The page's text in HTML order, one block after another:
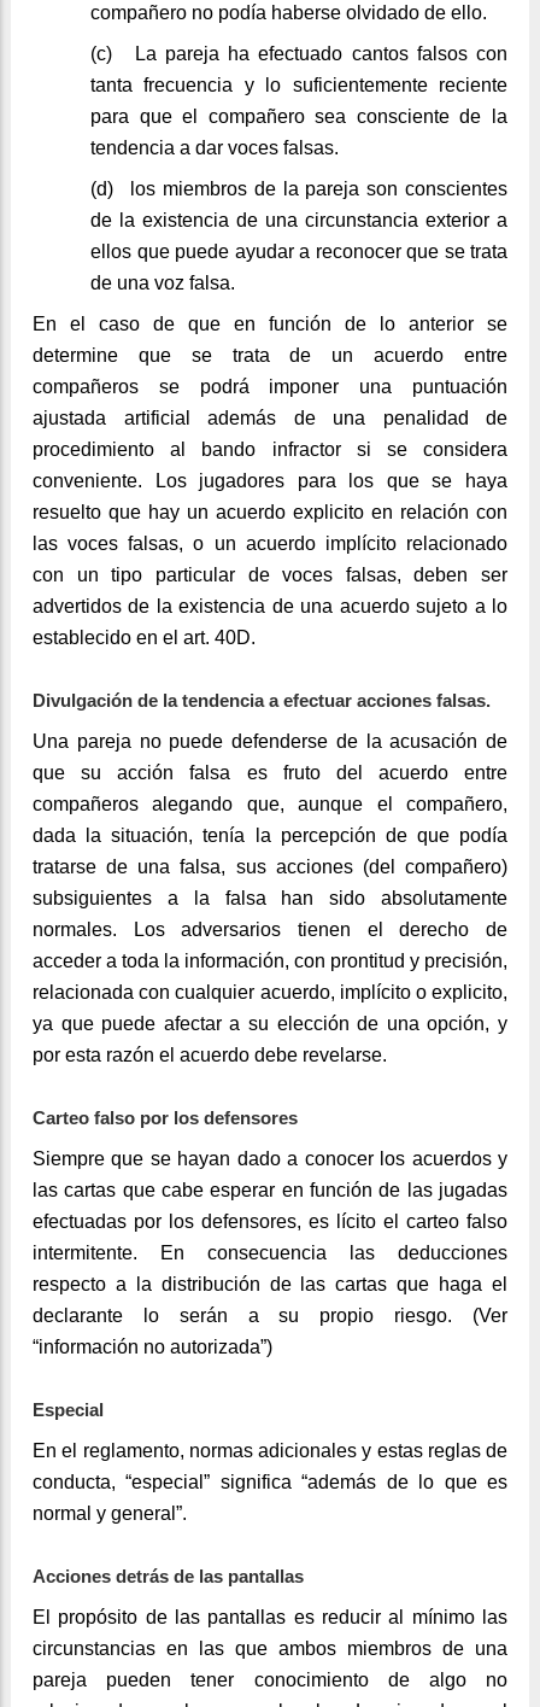
compañero no podía haberse olvidado de ello.
(c)
La pareja ha efectuado cantos falsos con
tanta frecuencia y lo suficientemente reciente
para que el compañero sea consciente de la
tendencia a dar voces falsas.
(d)
los miembros de la pareja son conscientes
de la existencia de una circunstancia exterior a
ellos que puede ayudar a reconocer que se trata
de una voz falsa.
En el caso de que en función de lo anterior se
determine que se trata de un acuerdo entre
compañeros se podrá imponer una puntuación
ajustada artificial además de una penalidad de
procedimiento al bando infractor si se considera
conveniente. Los jugadores para los que se haya
resuelto que hay un acuerdo explicito en relación con
las voces falsas, o un acuerdo implícito relacionado
con un tipo particular de voces falsas, deben ser
advertidos de la existencia de una acuerdo sujeto a lo
establecido en el art. 40D.
Divulgación de la tendencia a efectuar acciones falsas.
Una pareja no puede defenderse de la acusación de
que su acción falsa es fruto del acuerdo entre
compañeros alegando que, aunque el compañero,
dada la situación, tenía la percepción de que podía
tratarse de una falsa, sus acciones (del compañero)
subsiguientes a la falsa han sido absolutamente
normales. Los adversarios tienen el derecho de
acceder a toda la información, con prontitud y precisión,
relacionada con cualquier acuerdo, implícito o explicito,
ya que puede afectar a su elección de una opción, y
por esta razón el acuerdo debe revelarse.
Carteo falso por los defensores
Siempre que se hayan dado a conocer los acuerdos y
las cartas que cabe esperar en función de las jugadas
efectuadas por los defensores, es lícito el carteo falso
intermitente. En consecuencia las deducciones
respecto a la distribución de las cartas que haga el
declarante lo serán a su propio riesgo. (Ver
“información no autorizada”)
Especial
En el reglamento, normas adicionales y estas reglas de
conducta, “especial” significa “además de lo que es
normal y general”.
Acciones detrás de las pantallas
El propósito de las pantallas es reducir al mínimo las
circunstancias en las que ambos miembros de una
pareja pueden tener conocimiento de algo no